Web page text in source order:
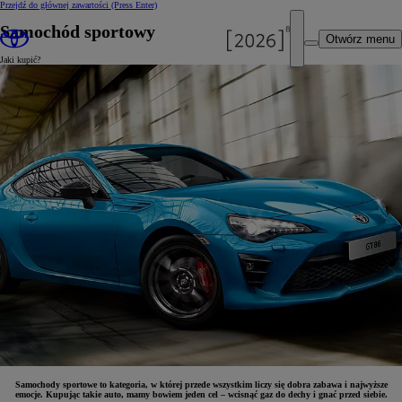
Przejdź do głównej zawartości (Press Enter)
Otwórz menu
Samochód sportowy
Jaki kupić?
Samochody sportowe to kategoria, w której przede wszystkim liczy się dobra zabawa i najwyższe
emocje. Kupując takie auto, mamy bowiem jeden cel – wcisnąć gaz do dechy i gnać przed siebie.